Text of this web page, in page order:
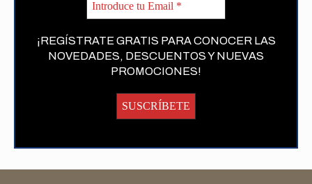
¡REGÍSTRATE GRATIS PARA CONOCER LAS
NOVEDADES, DESCUENTOS Y NUEVAS
PROMOCIONES!